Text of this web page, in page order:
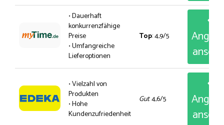
• Dauerhaft
konkurrenzfähige
Preise
• Umfangreiche
Lieferoptionen
Top: 4,9/5
• Vielzahl von
Produkten
• Hohe
Kundenzufriedenheit
Gut: 4,6/5